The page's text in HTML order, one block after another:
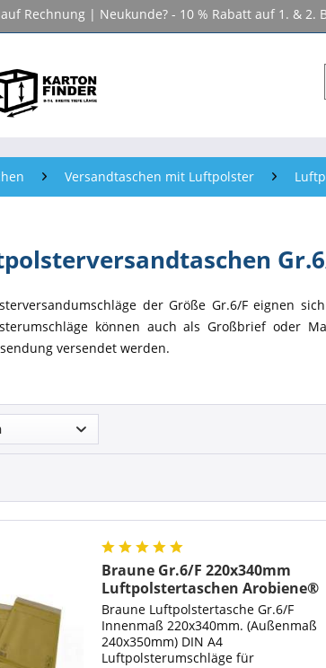
auf Rechnung | Neukunde? - 10 % Rabatt auf 1. & 2.
Versandtaschen mit Luftpolster
der Größe Gr.6/F eignen
können auch als Großbrief oder
versendet werden.
Braune Gr.6/F 220x340mm
Luftpolstertaschen Arobiene®
Economy
Braune Luftpolstertasche Gr.6/F
Innenmaß 220x340mm. (Außenmaß
240x350mm) DIN A4
Luftpolsterumschläge für